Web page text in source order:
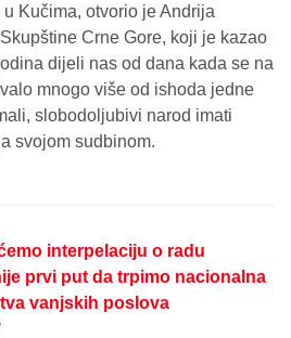
Kučima, otvorio je Andrija
Crne Gore, koji je kazao
dijeli nas od dana kada se na
mnogo više od ishoda jedne
slobodoljubivi narod imati
svojom sudbinom.
interpelaciju o radu
prvi put da trpimo nacionalna
vanjskih poslova